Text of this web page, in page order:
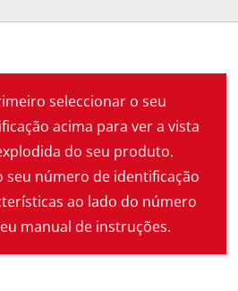
seleccionar o seu
acima para ver a vista
do seu produto.
seu número de identificação
ao lado do número
manual de instruções.